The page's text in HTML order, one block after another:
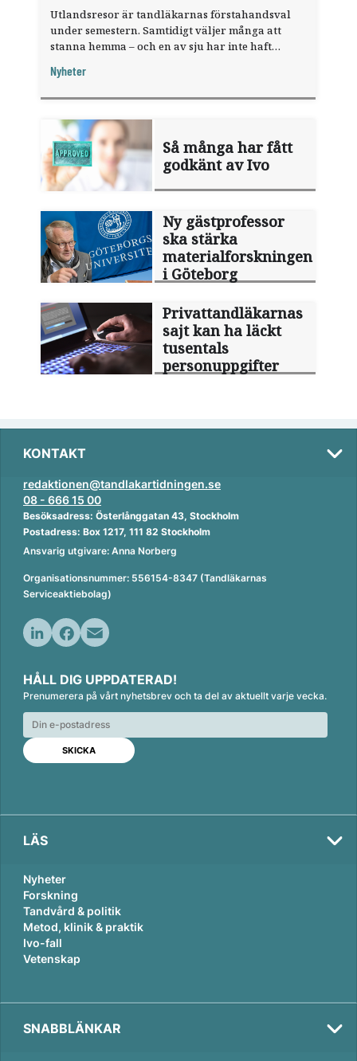
Utlandsresor är tandläkarnas förstahandsval
under semestern. Samtidigt väljer många att
stanna hemma – och en av sju har inte haft
fråga".
Nyheter
Så många har fått
godkänt av Ivo
Ny gästprofessor
ska stärka
materialforskningen
i Göteborg
Privattandläkarnas
sajt kan ha läckt
tusentals
personuppgifter
KONTAKT
redaktionen@tandlakartidningen.se
08 - 666 15 00
Besöksadress: Österlånggatan 43, Stockholm
Postadress: Box 1217, 111 82 Stockholm
Ansvarig utgivare: Anna Norberg
Organisationsnummer: 556154-8347 (Tandläkarnas
Serviceaktiebolag)
n
k
e
d
n
c
e
b
o
o
k
a
i
l
HÅLL DIG UPPDATERAD!
Prenumerera på vårt nyhetsbrev och ta del av aktuellt varje vecka.
LÄS
Nyheter
Forskning
Tandvård & politik
Metod, klinik & praktik
Ivo-fall
Vetenskap
SNABBLÄNKAR